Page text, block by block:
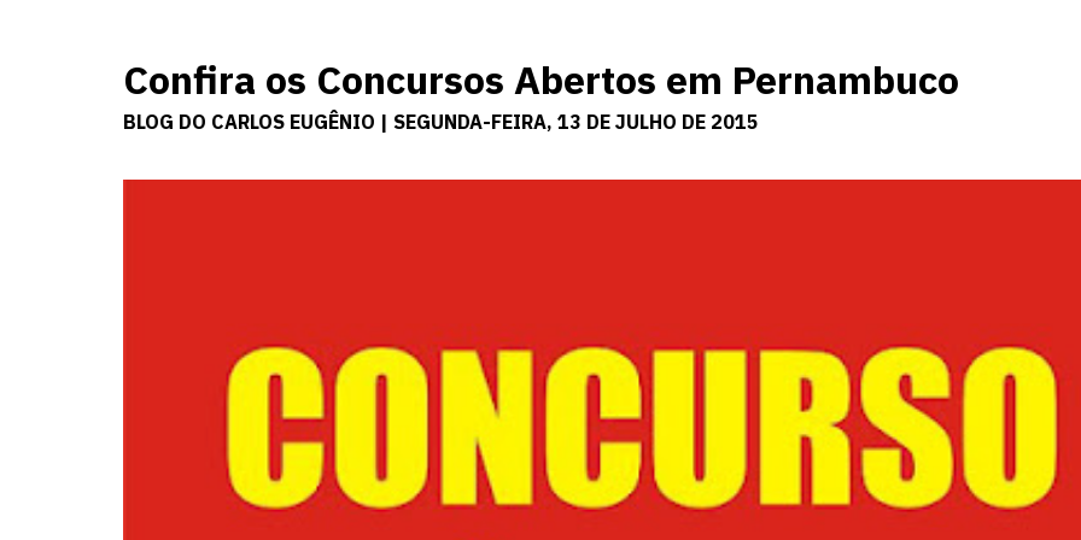
Confira os Concursos Abertos em Pernambuco
BLOG DO CARLOS EUGÊNIO | SEGUNDA-FEIRA, 13 DE JULHO DE 2015